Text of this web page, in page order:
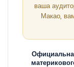
ваша
Макао,